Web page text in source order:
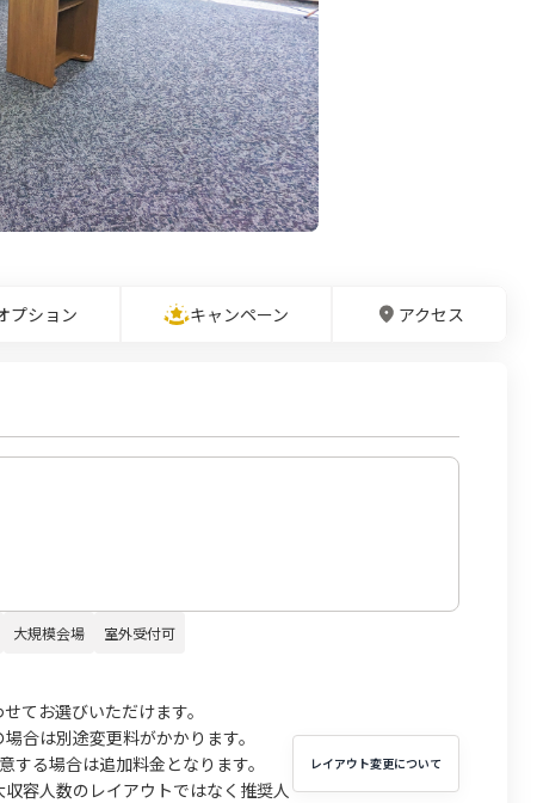
プション キャンペーン アクセス
大規模会場 室外受付可
てお選びいただけます。
合は別途変更料がかかります。
る場合は追加料金となります。
容人数のレイアウトではなく推奨人
レイアウト変更について